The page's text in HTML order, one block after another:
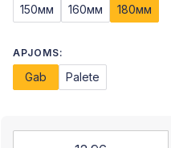
150мм
160мм 180мм
APJOMS:
Gab Palete